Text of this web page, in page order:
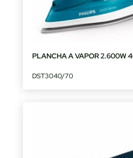
PLANCHA A VAPOR 2.600W
DST3040/70